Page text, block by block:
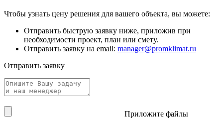
Чтобы узнать цену решения для вашего объекта, вы можете:
Отправить быструю заявку ниже, приложив при
необходимости проект, план или смету.
Отправить заявку на email: manager@promklimat.ru
Отправить заявку
Приложите файлы